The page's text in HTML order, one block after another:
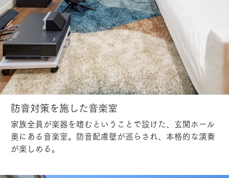
防音対策を施した音楽室
家族全員が楽器を嗜むということで設けた、玄関ホール
奥にある音楽室。防音配慮壁が巡らされ、本格的な演奏
が楽しめる。